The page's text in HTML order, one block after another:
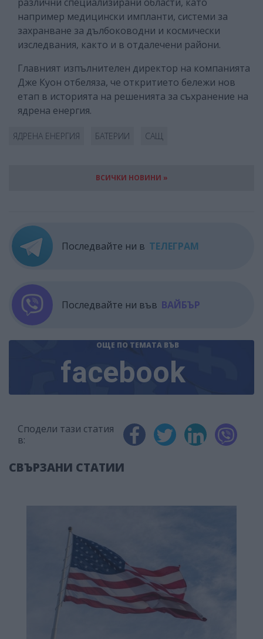
различни специализирани области, като
например медицински импланти, системи за
захранване за дълбоководни и космически
изследвания, както и в отдалечени райони.
Главният изпълнителен директор на компанията
Дже Куон отбеляза, че откритието бележи нов
етап в историята на решенията за съхранение на
ядрена енергия.
ЯДРЕНА ЕНЕРГИЯ БАТЕРИИ САЩ
ВСИЧКИ НОВИНИ »
Последвайте ни в ТЕЛЕГРАМ
Последвайте ни във ВАЙБЪР
ОЩЕ ПО ТЕМАТА ВЪВ
facebook
Сподели тази статия
в:
СВЪРЗАНИ СТАТИИ